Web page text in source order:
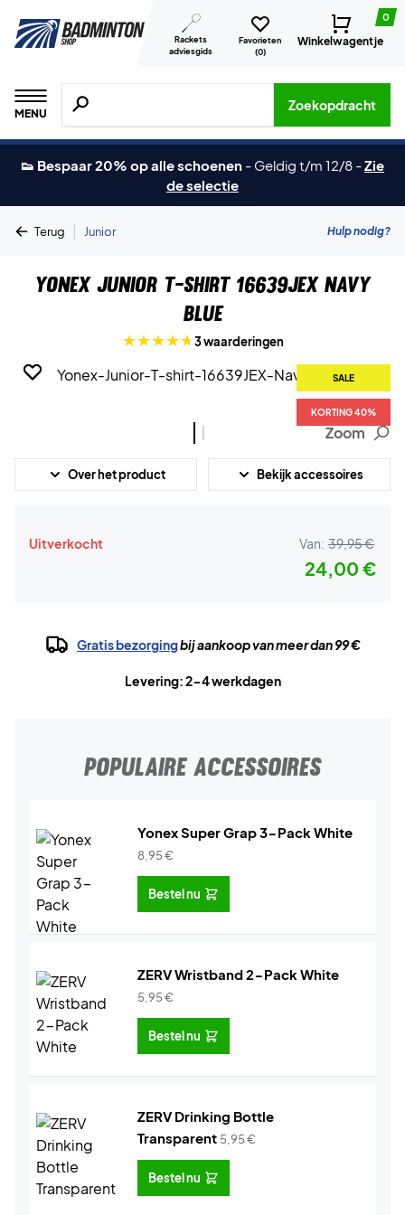
Rackets
adviesgids
Favorieten
(0)
0
Winkelwagentje
MENU
Zoeken naar producten, merken etc.
Zoekopdracht
👟 Bespaar 20% op alle schoenen - Geldig t/m 12/8 -Zie
de selectie
Terug | Junior Hulp nodig?
Yonex Junior T-shirt 16639JEX Navy
Blue
3 waarderingen
SALE
KORTING 40%
SALE
KORTING 40%
Zoom
Over het product Bekijk accessoires
Uitverkocht Van: 39,95 €
24,00 €
Gratis bezorgingbij aankoop van meer dan 99 €
Levering: 2-4 werkdagen
POPULAIRE ACCESSOIRES
Yonex Super Grap 3-Pack White
8,95€
Bestel nu
ZERV Wristband 2-Pack White
5,95€
Bestel nu
ZERV Drinking Bottle
Transparent 5,95€
Bestel nu